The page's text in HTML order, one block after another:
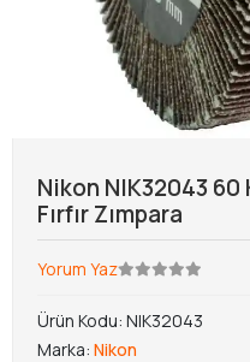
Nikon NIK32043 60
Fırfır Zımpara
Yorum Yaz
Ürün Kodu: NIK32043
Marka: Nikon